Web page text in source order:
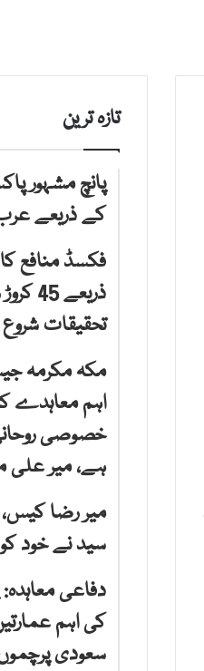
تازہ ترین
پانچ مشہور
کے ذریعے
فکسڈ منافع
تحقیقات شروع
مکہ مکرمہ
اہم معاہدے
خصوصی
ہے، میر علی
میر رضا
سید نے خود کو
دفاعی
کی اہم
سعودی